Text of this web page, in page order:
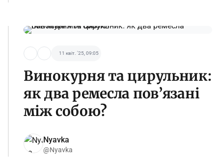
11 квіт. '25, 09:05
Винокурня та цирульник:
як два ремесла пов’язані
між собою?
Nyavka
@Nyavka